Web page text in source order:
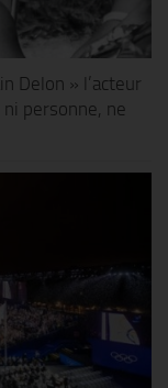
Delon » l’acteur
personne, ne